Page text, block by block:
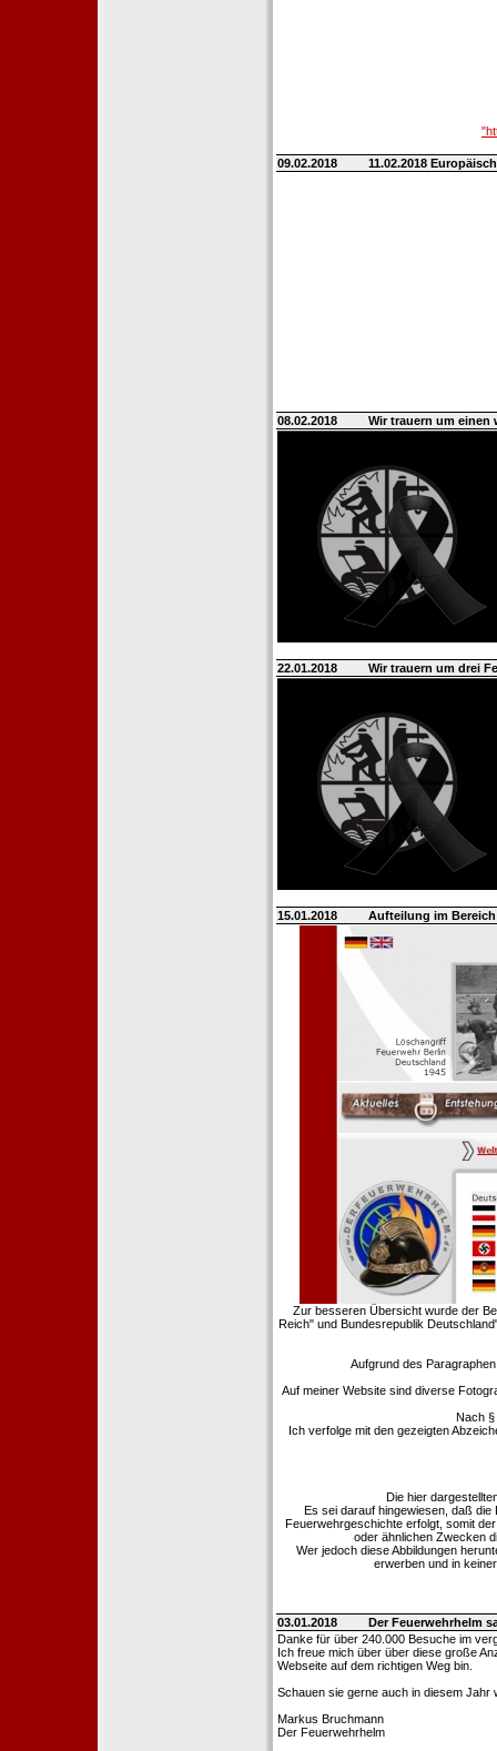
09.02.2018 11.02.2018
08.02.2018 Wir trauern um einen
22.01.2018 Wir trauern um drei
15.01.2018 Aufteilung im
Zur besseren Übersicht wurde der
Reich" und Bundesrepublik
Aufgrund des
Auf meiner Website sind diverse
Nach
Ich verfolge mit den gezeigten
Die hier
Es sei darauf hingewiesen, daß
Feuerwehrgeschichte erfolgt, somit
oder ähnlichen Zwecken
Wer jedoch diese Abbildungen
erwerben und in
03.01.2018
Der Feuerwehrhelm
Danke für über 240.000 Besuche im
Ich freue mich über über diese große
Webseite auf dem richtigen Weg bin.
Schauen sie gerne auch in diesem Jahr
Markus Bruchmann
Der Feuerwehrhelm